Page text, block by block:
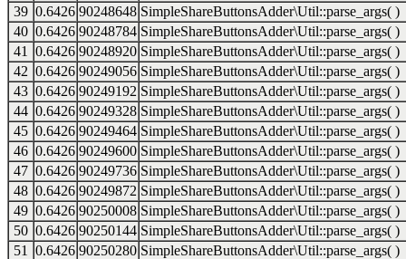
39 0.6426 90248648 SimpleShareButtonsAdder\Util::parse_args( )
40 0.6426 90248784 SimpleShareButtonsAdder\Util::parse_args( )
41
0.6426 90248920 SimpleShareButtonsAdder\Util::parse_args( )
42 0.6426 90249056 SimpleShareButtonsAdder\Util::parse_args( )
43 0.6426 90249192 SimpleShareButtonsAdder\Util::parse_args( )
44 0.6426 90249328 SimpleShareButtonsAdder\Util::parse_args( )
45 0.6426 90249464 SimpleShareButtonsAdder\Util::parse_args( )
46 0.6426 90249600 SimpleShareButtonsAdder\Util::parse_args( )
47 0.6426 90249736 SimpleShareButtonsAdder\Util::parse_args( )
48 0.6426 90249872 SimpleShareButtonsAdder\Util::parse_args( )
49 0.6426 90250008 SimpleShareButtonsAdder\Util::parse_args( )
50 0.6426 90250144 SimpleShareButtonsAdder\Util::parse_args( )
51
0.6426 90250280 SimpleShareButtonsAdder\Util::parse_args( )